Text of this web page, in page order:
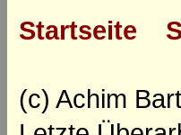
Startseite
(c) Achim